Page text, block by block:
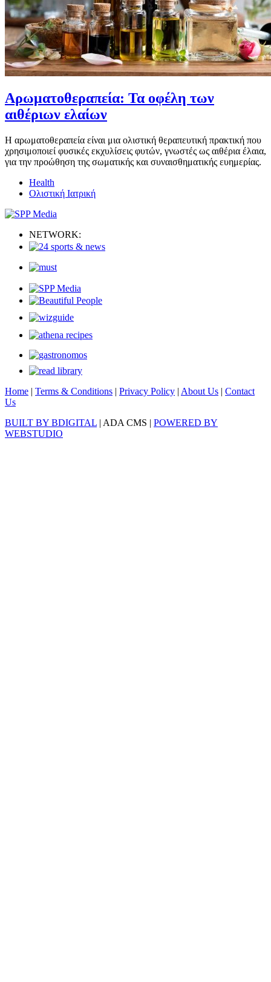
Αρωματοθεραπεία: Τα οφέλη των
αιθέριων ελαίων
Η αρωματοθεραπεία είναι μια ολιστική θεραπευτική πρακτική που
χρησιμοποιεί φυσικές εκχυλίσεις φυτών, γνωστές ως αιθέρια έλαια,
για την προώθηση της σωματικής και συναισθηματικής ευημερίας.
Health
Ολιστική Ιατρική
NETWORK:
Home | Terms & Conditions | Privacy Policy | About Us | Contact
Us
BUILT BY BDIGITAL | ADA CMS | POWERED BY
WEBSTUDIO